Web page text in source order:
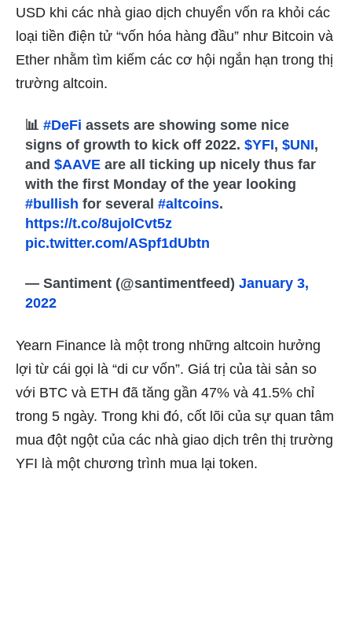
USD khi các nhà giao dịch chuyển vốn ra khỏi các
loại tiền điện tử “vốn hóa hàng đầu” như Bitcoin và
Ether nhằm tìm kiếm các cơ hội ngắn hạn trong thị
trường altcoin.
📊#DeFi assets are showing some nice
signs of growth to kick off 2022.$YFI,$UNI,
and$AAVE are all ticking up nicely thus far
with the first Monday of the year looking
#bullish for several#altcoins.
https://t.co/8ujolCvt5z
pic.twitter.com/ASpf1dUbtn
— Santiment (@santimentfeed)January 3,
2022
Yearn Finance là một trong những altcoin hưởng
lợi từ cái gọi là “di cư vốn”. Giá trị của tài sản so
với BTC và ETH đã tăng gần 47% và 41.5% chỉ
trong 5 ngày. Trong khi đó, cốt lõi của sự quan tâm
mua đột ngột của các nhà giao dịch trên thị trường
YFI là một chương trình mua lại token.